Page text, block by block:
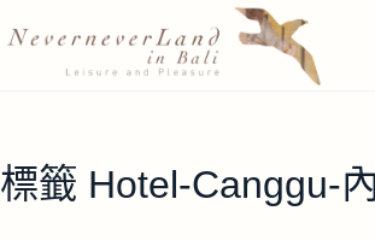
至
容
標籤 Hotel-Canggu-